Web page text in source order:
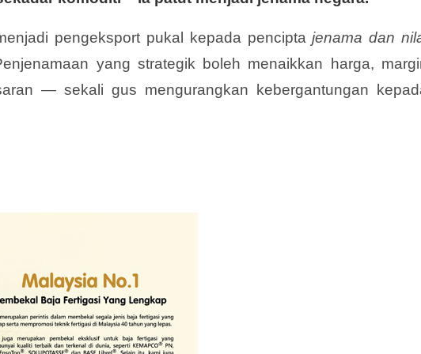
pengeksport pukal kepada penciptajenama dan
yang strategik boleh menaikkan harga,
— sekali gus mengurangkan kebergantungan